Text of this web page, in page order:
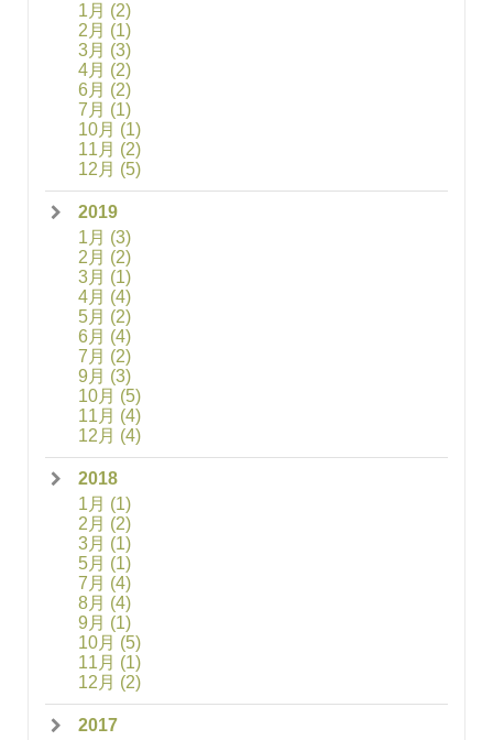
1月 (2)
2月 (1)
3月 (3)
4月 (2)
6月 (2)
7月 (1)
10月 (1)
11月 (2)
12月 (5)
2019
1月 (3)
2月 (2)
3月 (1)
4月 (4)
5月 (2)
6月 (4)
7月 (2)
9月 (3)
10月 (5)
11月 (4)
12月 (4)
2018
1月 (1)
2月 (2)
3月 (1)
5月 (1)
7月 (4)
8月 (4)
9月 (1)
10月 (5)
11月 (1)
12月 (2)
2017